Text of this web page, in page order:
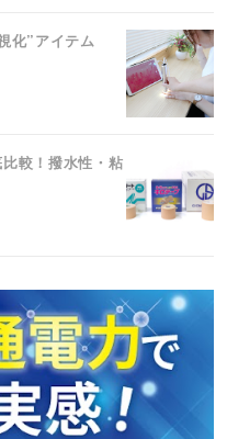
化”アイテム
較！撥水性・粘